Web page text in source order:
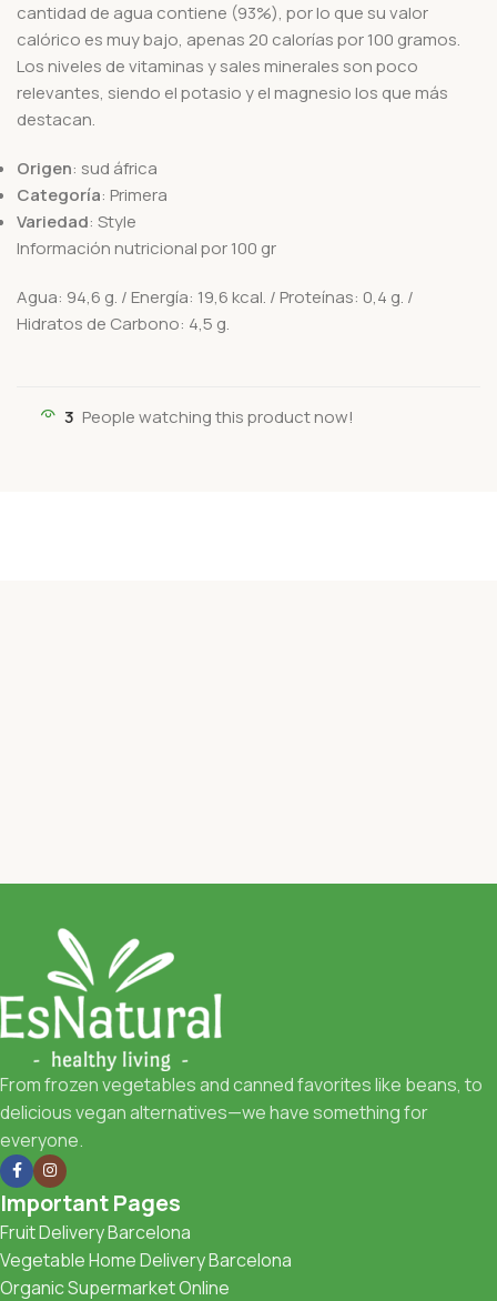
cantidad de agua contiene (93%), por lo que su valor
calórico es muy bajo, apenas 20 calorías por 100 gramos.
Los niveles de vitaminas y sales minerales son poco
relevantes, siendo el potasio y el magnesio los que más
destacan.
Origen: sud áfrica
Categoría: Primera
Variedad: Style
Información nutricional por 100 gr
Agua: 94,6 g. / Energía: 19,6 kcal. / Proteínas: 0,4 g. /
Hidratos de Carbono: 4,5 g.
3 People watching this product now!
From frozen vegetables and canned favorites like beans, to
delicious vegan alternatives—we have something for
everyone.
Important Pages
Fruit Delivery Barcelona
Vegetable Home Delivery Barcelona
Organic Supermarket Online